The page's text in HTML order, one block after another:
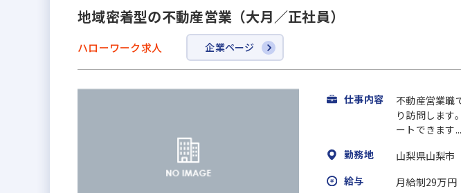
地域密着型の不動産営業（大月／正社員）
ハローワーク求人 企業ページ
仕事内容
不動産営業職
り訪問します
ートできます...
勤務地
山梨県山梨市
給与
月給制29万円